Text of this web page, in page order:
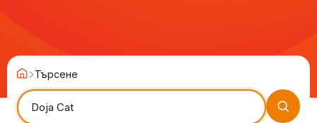
Търсене